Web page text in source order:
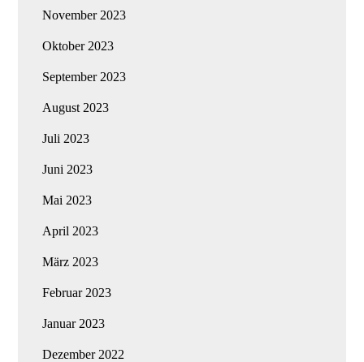
November 2023
Oktober 2023
September 2023
August 2023
Juli 2023
Juni 2023
Mai 2023
April 2023
März 2023
Februar 2023
Januar 2023
Dezember 2022